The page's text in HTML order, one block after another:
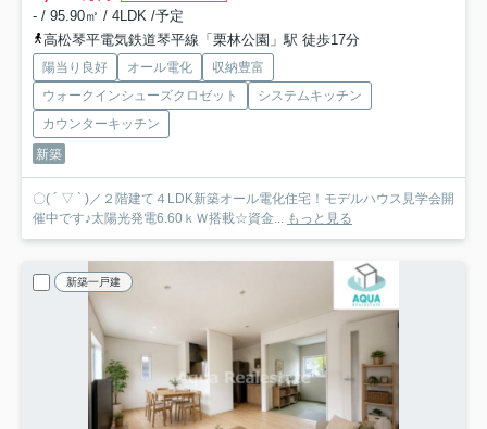
- / 95.90㎡ / 4LDK /予定
高松琴平電気鉄道琴平線「栗林公園」駅 徒歩17分
陽当り良好 オール電化
収納豊富
ウォークインシューズクロゼット
システムキッチン
カウンターキッチン
新築
〇( ´ ▽ ` )／２階建て４LDK新築オール電化住宅！モデルハウス見学会開
催中です♪太陽光発電6.60ｋＷ搭載☆資金... もっと見る
新築一戸建